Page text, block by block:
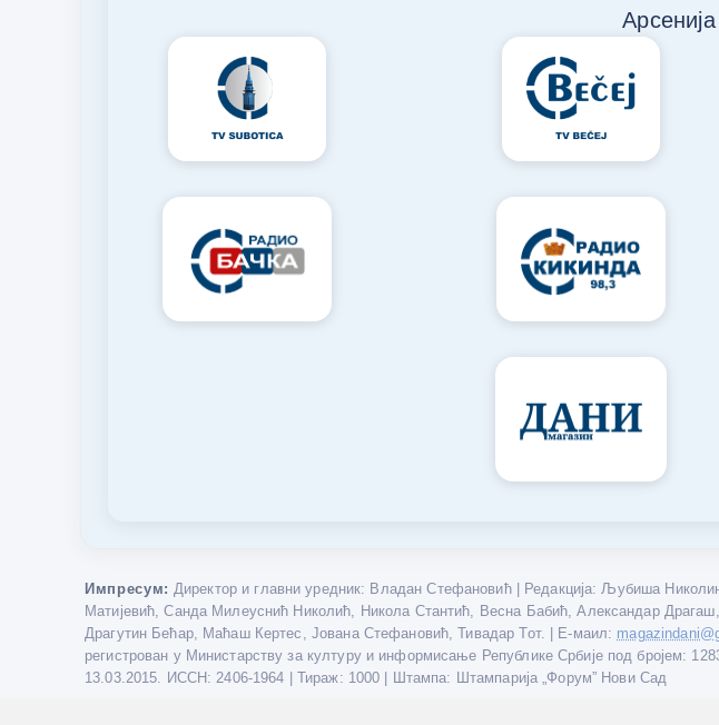
Импресум: Директор и главни уредник: Владан Стефановић | Редакција: Љубиша
Матијевић, Санда Милеуснић Николић, Никола Стантић, Весна Бабић, Александар
Драгутин Бећар, Маћаш Кертес, Јована Стефановић, Тивадар Тот. | Е-маил:
регистрован у Министарству за културу и информисање Републике Србије под бројем:
13.03.2015. ИССН: 2406-1964 | Тираж: 1000 | Штампа: Штампарија „Форум” Нови Сад